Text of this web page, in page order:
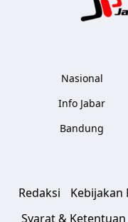
Nasional
Info Jabar
Bandung
Redaksi Kebijakan
Syarat & Ketentuan